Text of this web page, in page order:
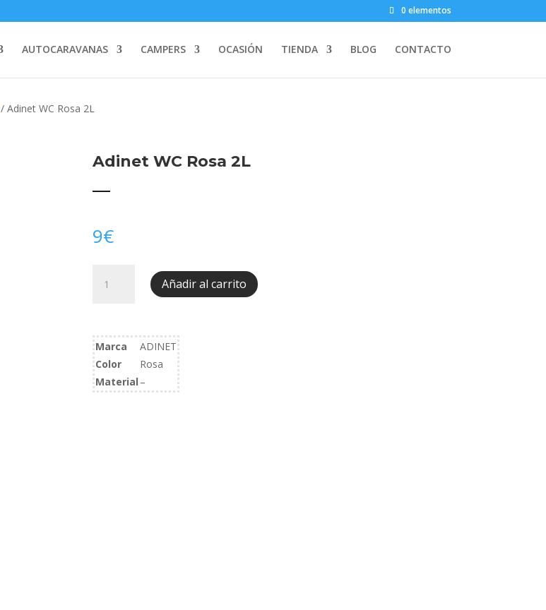
0 elementos
AUTOCARAVANAS CAMPERS OCASIÓN TIENDA BLOG CONTACTO
/ Adinet WC Rosa 2L
Adinet WC Rosa 2L
9€
WC
cantidad
Añadir al carrito
Marca
ADINET
Color
Rosa
Material –